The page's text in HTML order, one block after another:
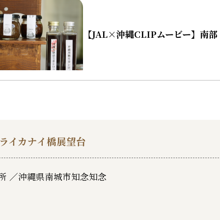
【JAL×沖縄CLIPムービー】南部
イカナイ橋展望台
／沖縄県南城市知念知念